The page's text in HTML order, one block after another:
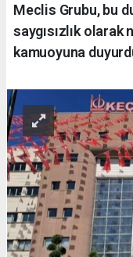
Meclis Grubu, bu
saygısızlık olarak
kamuoyuna